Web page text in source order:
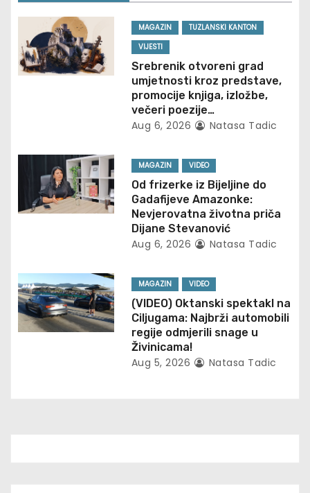
v
i
g
i
n
MAGAZIN
TUZLANSKI KANTON
VIJESTI
Srebrenik otvoreni grad
umjetnosti kroz predstave,
promocije knjiga, izložbe,
večeri poezije…
Aug 6, 2026 Natasa Tadic
MAGAZIN VIDEO
Od frizerke iz Bijeljine do
Gadafijeve Amazonke:
Nevjerovatna životna priča
Dijane Stevanović
Aug 6, 2026 Natasa Tadic
MAGAZIN VIDEO
(VIDEO) Oktanski spektakl na
Ciljugama: Najbrži automobili
regije odmjerili snage u
Živinicama!
Aug 5, 2026 Natasa Tadic